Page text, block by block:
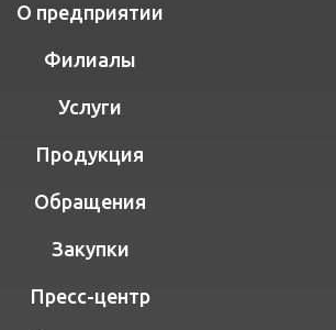
О предприятии
Филиалы
Услуги
Продукция
Обращения
Закупки
Пресс-центр